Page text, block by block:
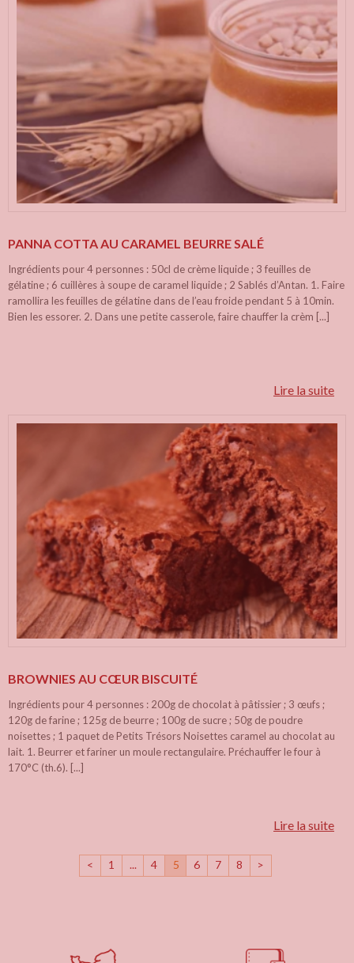
PANNA COTTA AU CARAMEL BEURRE SALÉ
Ingrédients pour 4 personnes : 50cl de crème liquide ; 3 feuilles de
gélatine ; 6 cuillères à soupe de caramel liquide ; 2 Sablés d’Antan. 1. Faire
ramollira les feuilles de gélatine dans de l’eau froide pendant 5 à 10min.
Bien les essorer. 2. Dans une petite casserole, faire chauffer la crèm [...]
Lire la suite
BROWNIES AU CŒUR BISCUITÉ
Ingrédients pour 4 personnes : 200g de chocolat à pâtissier ; 3 œufs ;
120g de farine ; 125g de beurre ; 100g de sucre ; 50g de poudre
noisettes ; 1 paquet de Petits Trésors Noisettes caramel au chocolat au
lait. 1. Beurrer et fariner un moule rectangulaire. Préchauffer le four à
170°C (th.6). [...]
Lire la suite
< 1 ... 4 5 6 7 8 >